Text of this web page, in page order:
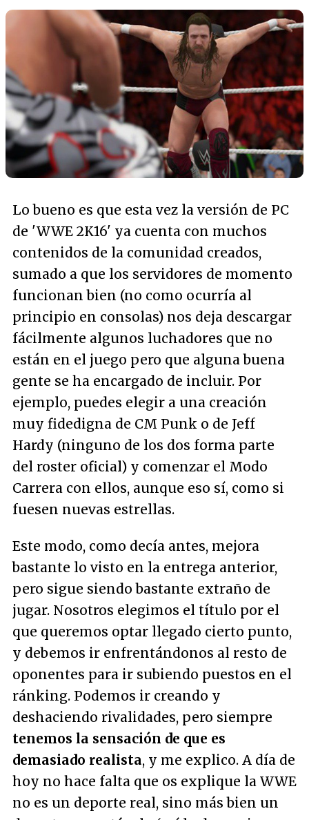
Lo bueno es que esta vez la versión de PC
de 'WWE 2K16' ya cuenta con muchos
contenidos de la comunidad creados,
sumado a que los servidores de momento
funcionan bien (no como ocurría al
principio en consolas) nos deja descargar
fácilmente algunos luchadores que no
están en el juego pero que alguna buena
gente se ha encargado de incluir. Por
ejemplo, puedes elegir a una creación
muy fidedigna de CM Punk o de Jeff
Hardy (ninguno de los dos forma parte
del roster oficial) y comenzar el Modo
Carrera con ellos, aunque eso sí, como si
fuesen nuevas estrellas.
Este modo, como decía antes, mejora
bastante lo visto en la entrega anterior,
pero sigue siendo bastante extraño de
jugar. Nosotros elegimos el título por el
que queremos optar llegado cierto punto,
y debemos ir enfrentándonos al resto de
oponentes para ir subiendo puestos en el
ránking. Podemos ir creando y
deshaciendo rivalidades, pero siempre
tenemos la sensación de que es
demasiado realista, y me explico. A día de
hoy no hace falta que os explique la WWE
no es un deporte real, sino más bien un